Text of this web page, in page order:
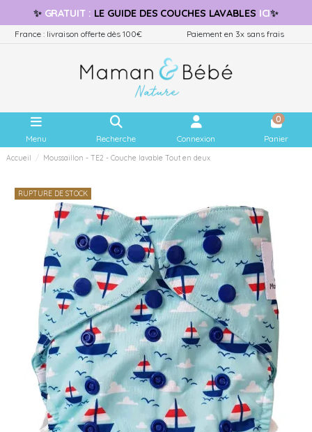
✨ GRATUIT: LE GUIDE DES COUCHES LAVABLES ICI✨
France : livraison offerte dès 100€ Paiement en 3x sans frais
Menu Recherche Connexion
0
Panier
Accueil Moussaillon - TE2 - Couche lavable Tout en deux
RUPTURE DE STOCK